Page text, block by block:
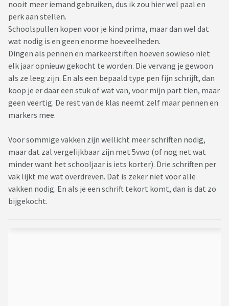
nooit meer iemand gebruiken, dus ik zou hier wel paal en
perk aan stellen.
Schoolspullen kopen voor je kind prima, maar dan wel dat
wat nodig is en geen enorme hoeveelheden.
Dingen als pennen en markeerstiften hoeven sowieso niet
elk jaar opnieuw gekocht te worden. Die vervang je gewoon
als ze leeg zijn. En als een bepaald type pen fijn schrijft, dan
koop je er daar een stuk of wat van, voor mijn part tien, maar
geen veertig. De rest van de klas neemt zelf maar pennen en
markers mee.
Voor sommige vakken zijn wellicht meer schriften nodig,
maar dat zal vergelijkbaar zijn met 5vwo (of nog net wat
minder want het schooljaar is iets korter). Drie schriften per
vak lijkt me wat overdreven. Dat is zeker niet voor alle
vakken nodig. En als je een schrift tekort komt, dan is dat zo
bijgekocht.